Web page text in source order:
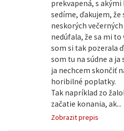
prekvapená, s
sedíme, ďakujem,
neskorých
nedúfala, že sa mi
som si tak pozerala
som tu na súdne a ja
ja nechcem skončiť
horibilné poplatky.
Tak napríklad zo
začatie konania, ak...
Zobrazit prepis